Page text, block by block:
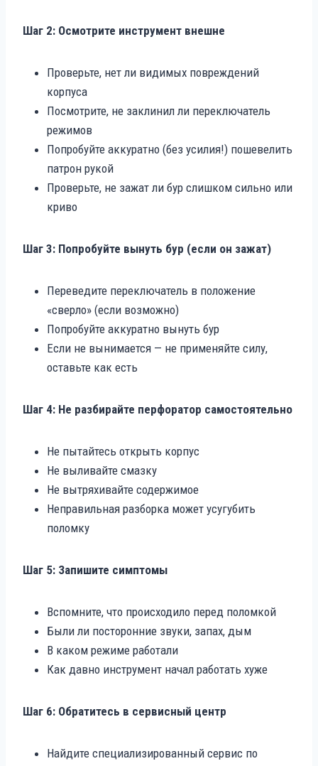
Шаг 2: Осмотрите инструмент внешне
Проверьте, нет ли видимых повреждений
корпуса
Посмотрите, не заклинил ли переключатель
режимов
Попробуйте аккуратно (без усилия!) пошевелить
патрон рукой
Проверьте, не зажат ли бур слишком сильно или
криво
Шаг 3: Попробуйте вынуть бур (если он зажат)
Переведите переключатель в положение
«сверло» (если возможно)
Попробуйте аккуратно вынуть бур
Если не вынимается — не применяйте силу,
оставьте как есть
Шаг 4: Не разбирайте перфоратор самостоятельно
Не пытайтесь открыть корпус
Не выливайте смазку
Не вытряхивайте содержимое
Неправильная разборка может усугубить
поломку
Шаг 5: Запишите симптомы
Вспомните, что происходило перед поломкой
Были ли посторонние звуки, запах, дым
В каком режиме работали
Как давно инструмент начал работать хуже
Шаг 6: Обратитесь в сервисный центр
Найдите специализированный сервис по